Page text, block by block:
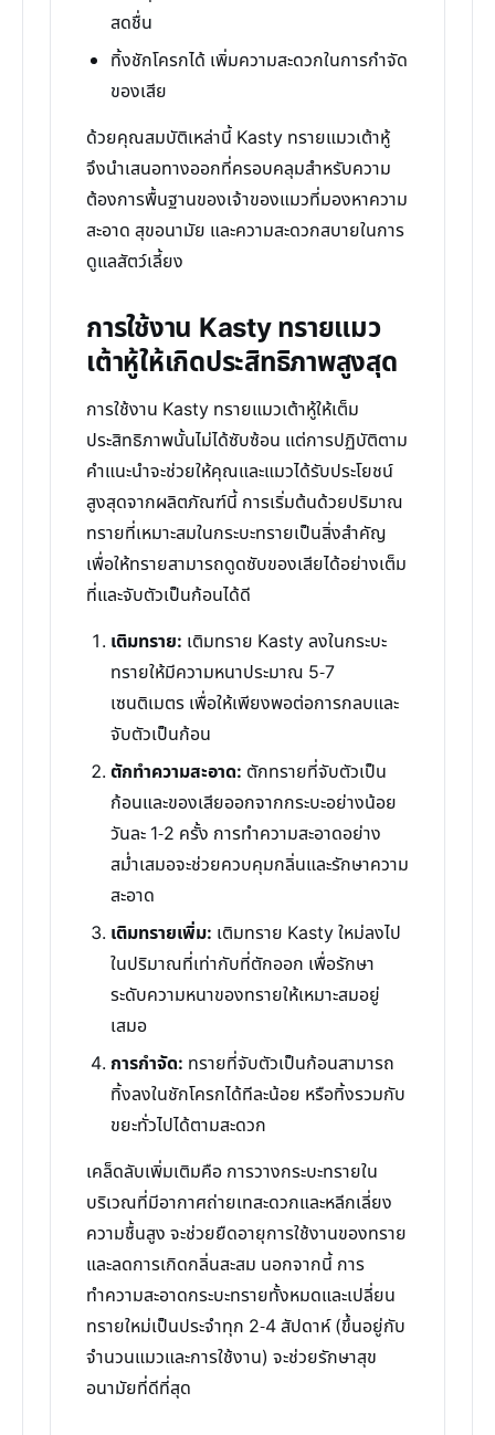
สดชื่น
ทิ้งชักโครกได้ เพิ่มความสะดวกในการกำจัด
ของเสีย
ด้วยคุณสมบัติเหล่านี้ Kasty ทรายแมวเต้าหู้
จึงนำเสนอทางออกที่ครอบคลุมสำหรับความ
ต้องการพื้นฐานของเจ้าของแมวที่มองหาความ
สะอาด สุขอนามัย และความสะดวกสบายในการ
ดูแลสัตว์เลี้ยง
การใช้งาน Kasty ทรายแมว
เต้าหู้ให้เกิดประสิทธิภาพสูงสุด
การใช้งาน Kasty ทรายแมวเต้าหู้ให้เต็ม
ประสิทธิภาพนั้นไม่ได้ซับซ้อน แต่การปฏิบัติตาม
คำแนะนำจะช่วยให้คุณและแมวได้รับประโยชน์
สูงสุดจากผลิตภัณฑ์นี้ การเริ่มต้นด้วยปริมาณ
ทรายที่เหมาะสมในกระบะทรายเป็นสิ่งสำคัญ
เพื่อให้ทรายสามารถดูดซับของเสียได้อย่างเต็ม
ที่และจับตัวเป็นก้อนได้ดี
เติมทราย: เติมทราย Kasty ลงในกระบะ
ทรายให้มีความหนาประมาณ 5-7
เซนติเมตร เพื่อให้เพียงพอต่อการกลบและ
จับตัวเป็นก้อน
ตักทำความสะอาด: ตักทรายที่จับตัวเป็น
ก้อนและของเสียออกจากกระบะอย่างน้อย
วันละ 1-2 ครั้ง การทำความสะอาดอย่าง
สม่ำเสมอจะช่วยควบคุมกลิ่นและรักษาความ
สะอาด
เติมทรายเพิ่ม: เติมทราย Kasty ใหม่ลงไป
ในปริมาณที่เท่ากับที่ตักออก เพื่อรักษา
ระดับความหนาของทรายให้เหมาะสมอยู่
เสมอ
การกำจัด: ทรายที่จับตัวเป็นก้อนสามารถ
ทิ้งลงในชักโครกได้ทีละน้อย หรือทิ้งรวมกับ
ขยะทั่วไปได้ตามสะดวก
เคล็ดลับเพิ่มเติมคือ การวางกระบะทรายใน
บริเวณที่มีอากาศถ่ายเทสะดวกและหลีกเลี่ยง
ความชื้นสูง จะช่วยยืดอายุการใช้งานของทราย
และลดการเกิดกลิ่นสะสม นอกจากนี้ การ
ทำความสะอาดกระบะทรายทั้งหมดและเปลี่ยน
ทรายใหม่เป็นประจำทุก 2-4 สัปดาห์ (ขึ้นอยู่กับ
จำนวนแมวและการใช้งาน) จะช่วยรักษาสุข
อนามัยที่ดีที่สุด